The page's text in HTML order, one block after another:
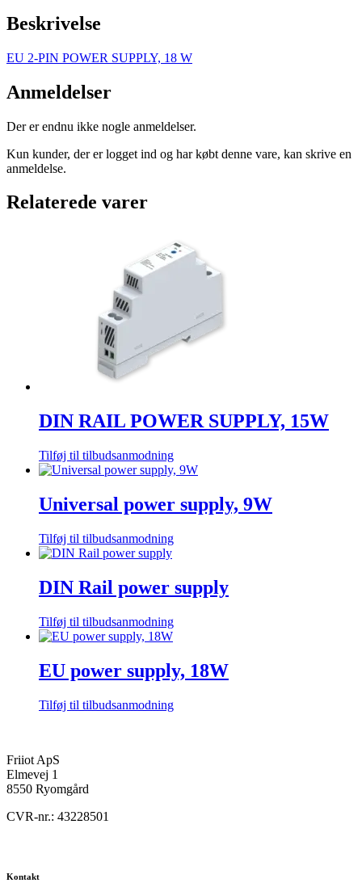
Beskrivelse
EU 2-PIN POWER SUPPLY, 18 W
Anmeldelser
Der er endnu ikke nogle anmeldelser.
Kun kunder, der er logget ind og har købt denne vare, kan skrive en
anmeldelse.
Relaterede varer
DIN RAIL POWER SUPPLY, 15W
Tilføj til tilbudsanmodning
Universal power supply, 9W
Tilføj til tilbudsanmodning
DIN Rail power supply
Tilføj til tilbudsanmodning
EU power supply, 18W
Tilføj til tilbudsanmodning
Friiot ApS
Elmevej 1
8550 Ryomgård
CVR-nr.: 43228501
Kontakt